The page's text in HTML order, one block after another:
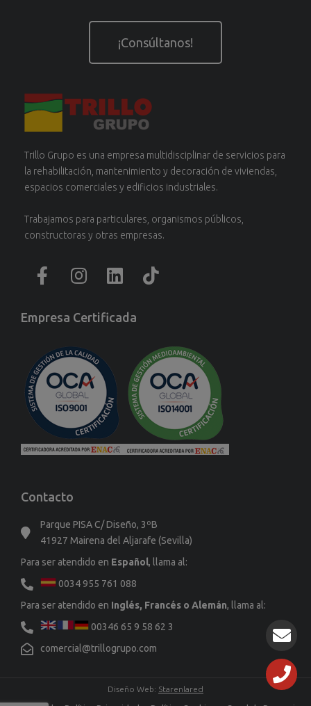
¡Consúltanos!
Trillo Grupo es una empresa multidisciplinar de servicios para
la rehabilitación, mantenimiento y decoración de viviendas,
espacios comerciales y edificios industriales.
Trabajamos para particulares, organismos públicos,
constructoras y otras empresas.
Empresa Certificada
Contacto
Parque PISA C/ Diseño, 3ºB
41927 Mairena del Aljarafe (Sevilla)
Para ser atendido en Español, llama al:
0034 955 761 088
Para ser atendido en Inglés, Francés o Alemán, llama al:
00346 65 9 58 62 3
comercial@trillogrupo.com
Diseño Web: Starenlared